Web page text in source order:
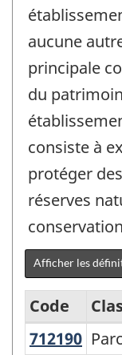
aucune
principale
du
consiste à
protéger
réserves
Afficher les
Système
Code
712190